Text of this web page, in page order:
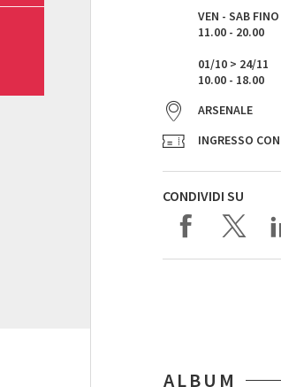
VEN - SAB
11.00 - 20.00
01/10 > 24/11
10.00 - 18.00
ARSENALE
INGRESSO
CONDIVIDI SU
ALBUM